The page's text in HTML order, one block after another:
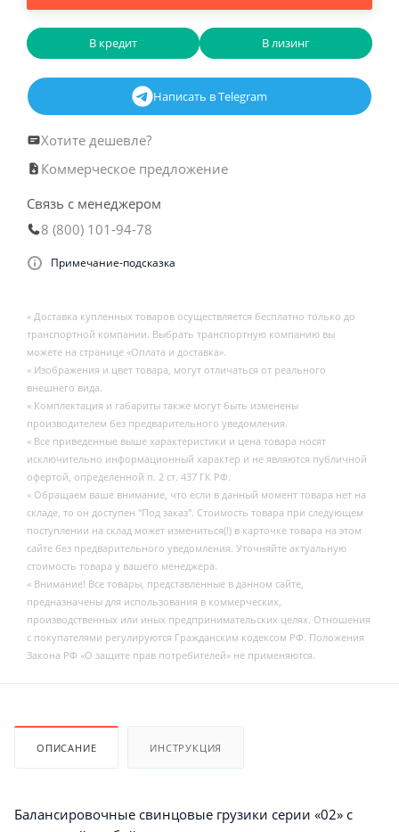
В кредит В лизинг
Написать в Telegram
Хотите дешевле?
Коммерческое предложение
Связь с менеджером
8 (800) 101-94-78
Примечание-подсказка
« Доставка купленных товаров осуществляется бесплатно только до
транспортной компании. Выбрать транспортную компанию вы
можете на странице «Оплата и доставка».
« Изображения и цвет товара, могут отличаться от реального
внешнего вида.
« Комплектация и габариты также могут быть изменены
производителем без предварительного уведомления.
« Все приведенные выше характеристики и цена товара носят
исключительно информационный характер и не являются публичной
офертой, определенной п. 2 ст. 437 ГК РФ.
« Обращаем ваше внимание, что если в данный момент товара нет на
складе, то он доступен "Под заказ". Стоимость товара при следующем
поступлении на склад может измениться(!) в карточке товара на этом
сайте без предварительного уведомления. Уточняйте актуальную
стоимость товара у вашего менеджера.
« Внимание! Все товары, представленные в данном сайте,
предназначены для использования в коммерческих,
производственных или иных предпринимательских целях. Отношения
с покупателями регулируются Гражданским кодексом РФ. Положения
Закона РФ «О защите прав потребителей» не применяются.
ОПИСАНИЕ ИНСТРУКЦИЯ
Балансировочные свинцовые грузики серии «02» с